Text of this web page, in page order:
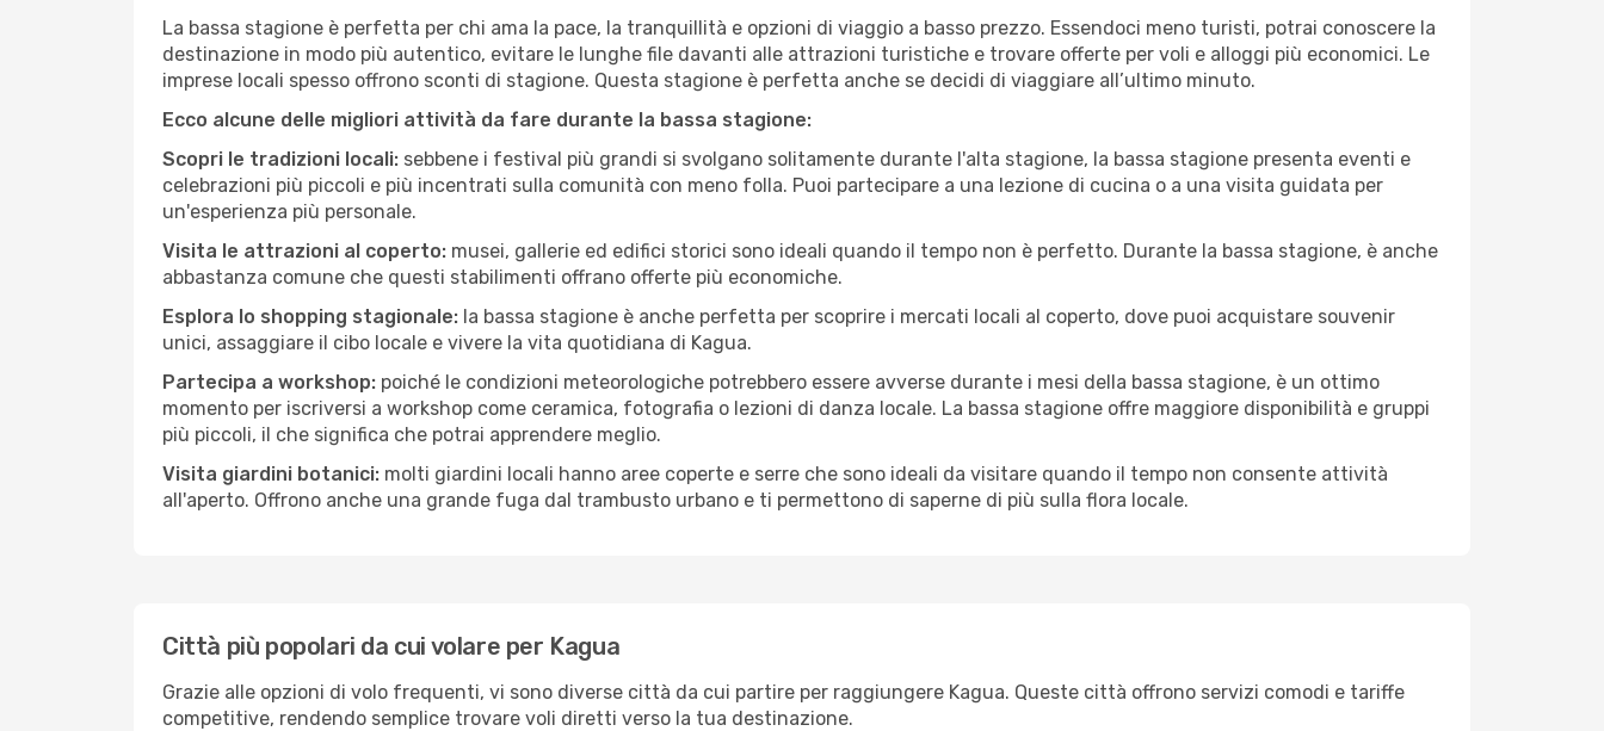
La bassa stagione è perfetta per chi ama la pace, la tranquillità e opzioni di viaggio a basso prezzo. Essendoci meno turisti, potrai conoscere la
destinazione in modo più autentico, evitare le lunghe file davanti alle attrazioni turistiche e trovare offerte per voli e alloggi più economici. Le
imprese locali spesso offrono sconti di stagione. Questa stagione è perfetta anche se decidi di viaggiare all’ultimo minuto.
Ecco alcune delle migliori attività da fare durante la bassa stagione:
Scopri le tradizioni locali: sebbene i festival più grandi si svolgano solitamente durante l'alta stagione, la bassa stagione presenta eventi e
celebrazioni più piccoli e più incentrati sulla comunità con meno folla. Puoi partecipare a una lezione di cucina o a una visita guidata per
un'esperienza più personale.
Visita le attrazioni al coperto: musei, gallerie ed edifici storici sono ideali quando il tempo non è perfetto. Durante la bassa stagione, è anche
abbastanza comune che questi stabilimenti offrano offerte più economiche.
Esplora lo shopping stagionale: la bassa stagione è anche perfetta per scoprire i mercati locali al coperto, dove puoi acquistare souvenir
unici, assaggiare il cibo locale e vivere la vita quotidiana di Kagua.
Partecipa a workshop: poiché le condizioni meteorologiche potrebbero essere avverse durante i mesi della bassa stagione, è un ottimo
momento per iscriversi a workshop come ceramica, fotografia o lezioni di danza locale. La bassa stagione offre maggiore disponibilità e gruppi
più piccoli, il che significa che potrai apprendere meglio.
Visita giardini botanici: molti giardini locali hanno aree coperte e serre che sono ideali da visitare quando il tempo non consente attività
all'aperto. Offrono anche una grande fuga dal trambusto urbano e ti permettono di saperne di più sulla flora locale.
Città più popolari da cui volare per Kagua
Grazie alle opzioni di volo frequenti, vi sono diverse città da cui partire per raggiungere Kagua. Queste città offrono servizi comodi e tariffe
competitive, rendendo semplice trovare voli diretti verso la tua destinazione.